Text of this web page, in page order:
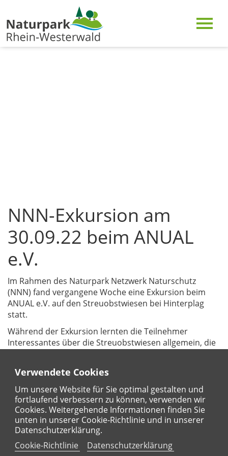
Verwendete Cookies
Um unsere Website für Sie optimal gestalten und
fortlaufend verbessern zu können, verwenden wir
Cookies. Weitergehende Informationen finden Sie
unten in unserer Cookie-Richtlinie und in unserer
Datenschutzerklärung.
Cookie-Richtlinie
Datenschutzerklärung
NNN-Exkursion am
30.09.22 beim ANUAL
e.V.
Im Rahmen des Naturpark Netzwerk Naturschutz
(NNN) fand vergangene Woche eine Exkursion beim
ANUAL e.V. auf den Streuobstwiesen bei Hinterplag
statt.
Während der Exkursion lernten die Teilnehmer
Interessantes über die Streuobstwiesen allgemein, die
für das Verköstigen von verschiedenen Apfelsäften, die
Besichtigung der Ausstellung zum Thema Apfel und
den informativen Austausch bei leckerem Kuchen,
Laugengebäck und Getränken.